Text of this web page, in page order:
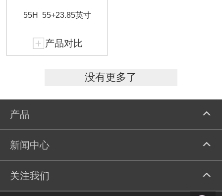
55H 55+23.85英寸
产品对比
没有更多了
产品
新闻中心
关注我们